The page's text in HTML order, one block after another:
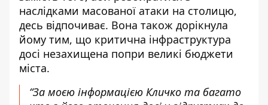
наслідками масованої атаки на столицю,
десь відпочиває. Вона також дорікнула
йому тим, що критична інфраструктура
досі незахищена попри великі бюджети
міста.
“За моєю інформацією Кличко та багато